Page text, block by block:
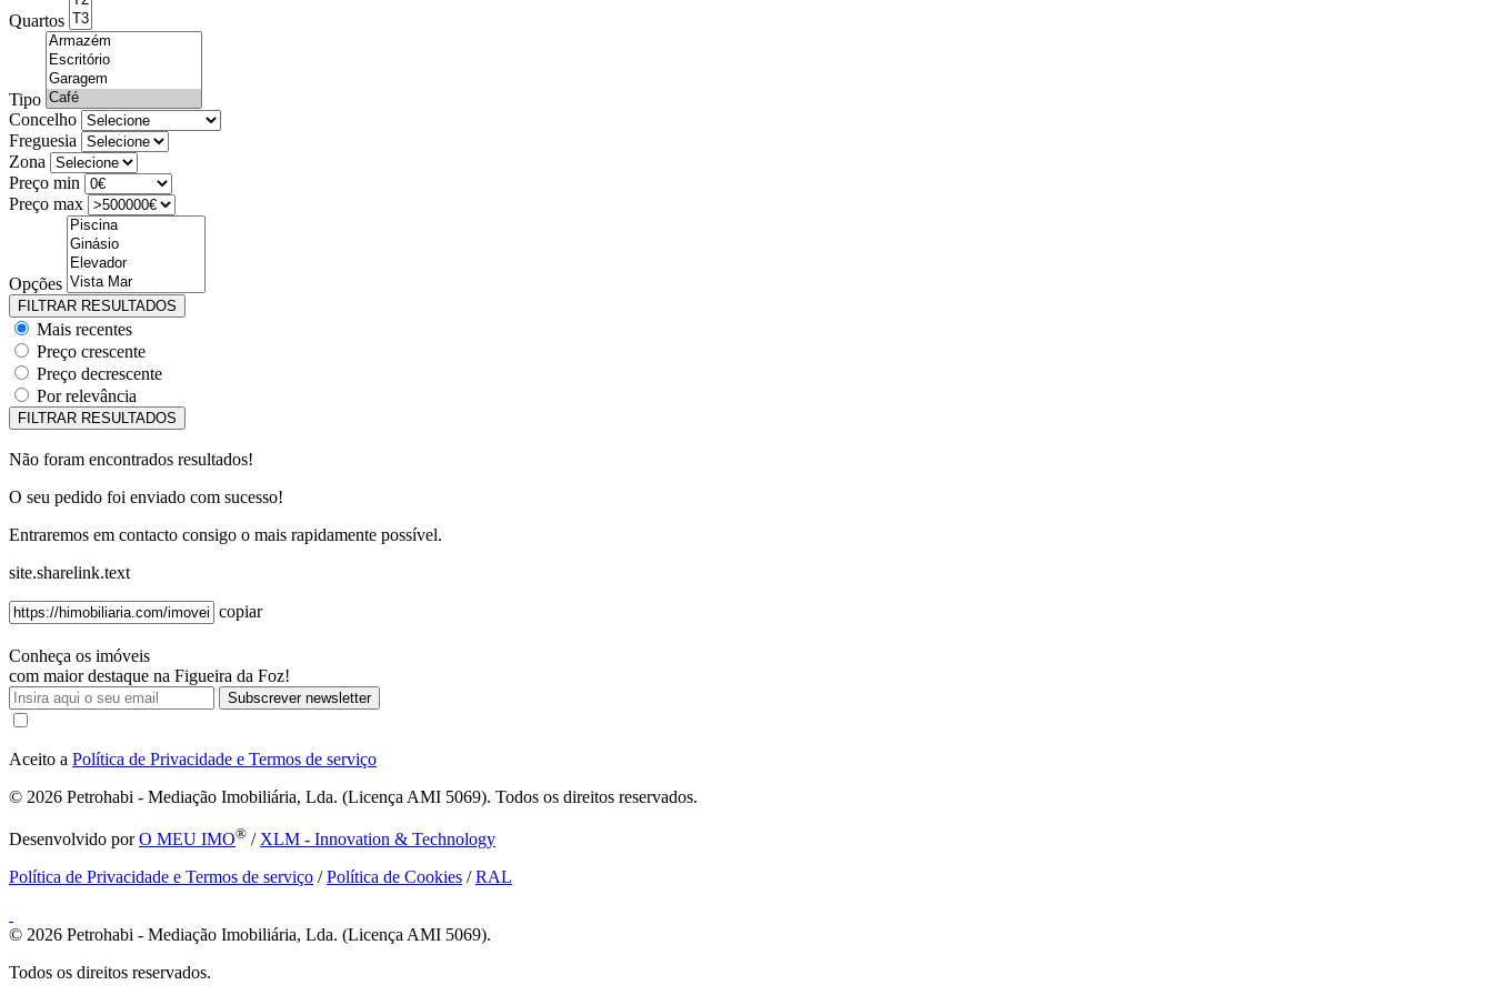
Quartos
Tipo
Concelho
Freguesia
Zona
Preço min
Preço max
Opções
Mais recentes
Preço crescente
Preço decrescente
Por relevância
Não foram encontrados resultados!
O seu pedido foi enviado com sucesso!
Entraremos em contacto consigo o mais rapidamente possível.
site.sharelink.text
copiar
Conheça os imóveis
com maior destaque na Figueira da Foz!
Subscrever newsletter
Aceito a Política de Privacidade e Termos de serviço
© 2026 Petrohabi - Mediação Imobiliária, Lda. (Licença AMI 5069). Todos os direitos reservados.
Desenvolvido porO MEU IMO® / XLM - Innovation & Technology
Política de Privacidade e Termos de serviço /Política de Cookies /RAL
© 2026 Petrohabi - Mediação Imobiliária, Lda. (Licença AMI 5069).
Todos os direitos reservados.